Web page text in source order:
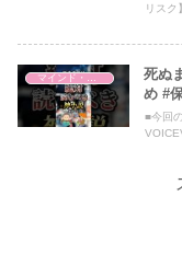
リスク
死ぬ
め #
■今回